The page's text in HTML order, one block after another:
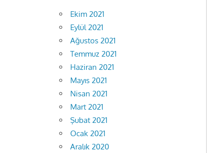
Ekim 2021
Eylül 2021
Ağustos 2021
Temmuz 2021
Haziran 2021
Mayıs 2021
Nisan 2021
Mart 2021
Şubat 2021
Ocak 2021
Aralık 2020